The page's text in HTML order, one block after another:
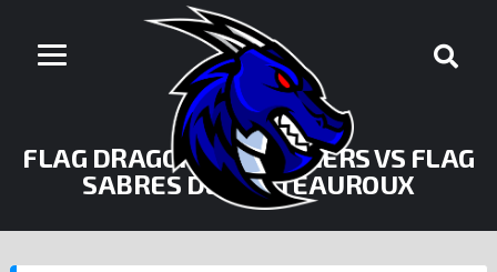
FLAG DRAGONS DE POITIERS VS FLAG
SABRES DE CHÂTEAUROUX